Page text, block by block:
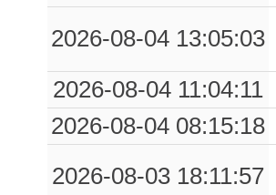
0.04
PIE
0.03
SMR
0.02
CVL
0.02
SPA
2026-08-04 13:05:03
2026-08-04 11:04:11
2026-08-04 08:15:18
2026-08-03 18:11:57